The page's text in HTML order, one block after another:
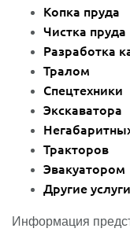
Копка пруда
Чистка пруда
Разработка
Тралом
Спецтехники
Экскаватора
Тракторов
Эвакуатором
Другие услуги
Информация